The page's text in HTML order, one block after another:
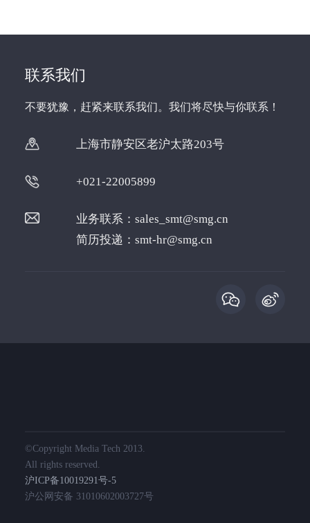
联系我们
不要犹豫，赶紧来联系我们。我们将尽快与你联系！
上海市静安区老沪太路203号
+021-22005899
业务联系： sales_smt@smg.cn
简历投递： smt-hr@smg.cn
©️Copyright Media Tech 2013.
All rights reserved.
沪ICP备10019291号-5
沪公网安备 31010602003727号